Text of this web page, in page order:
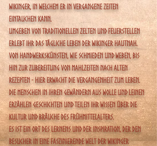
Wikinger, in welchem er in vergangene Zeiten
eintauchen kann.
Umgeben von traditionellen Zelten und Feuerstellen
erlebt ihr das tägliche Leben der Wikinger hautnah.
Von Handwerkskünsten, wie Schmieden und Weben, bis
hin zur Zubereitung von Mahlzeiten nach alten
Rezepten - hier erwacht die Vergangenheit zum Leben.
Die Menschen in ihren Gewändern aus Wolle und Leinen
erzählen Geschichten und teilen ihr Wissen über die
Kultur und Bräuche des frühmittelalters.
Es ist ein Ort des Lernens und der Inspiration, der den
Besucher in eine faszinierende Welt der Wikinger